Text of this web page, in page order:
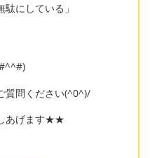
にしている」
質問ください(^0^)/
あげます★★